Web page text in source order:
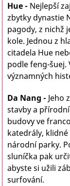
Hue - Nejlepší
zbytky dynastie
pagody, z nichž
kole. Jednou z
citadela Hue
podle feng-šuej.
významných
Da Nang - Jeho
stavby a
budovy ve
katedrály,
národní parky.
sluníčka pak
abyste si užili
surfování.